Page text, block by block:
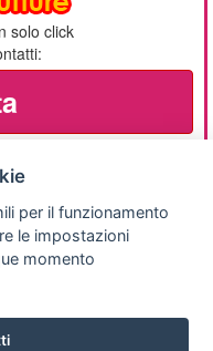
solo click
Scrivici
per il funzionamento
le impostazioni
momento